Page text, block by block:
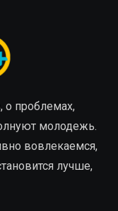
о проблемах,
молодежь.
вовлекаемся,
лучше,